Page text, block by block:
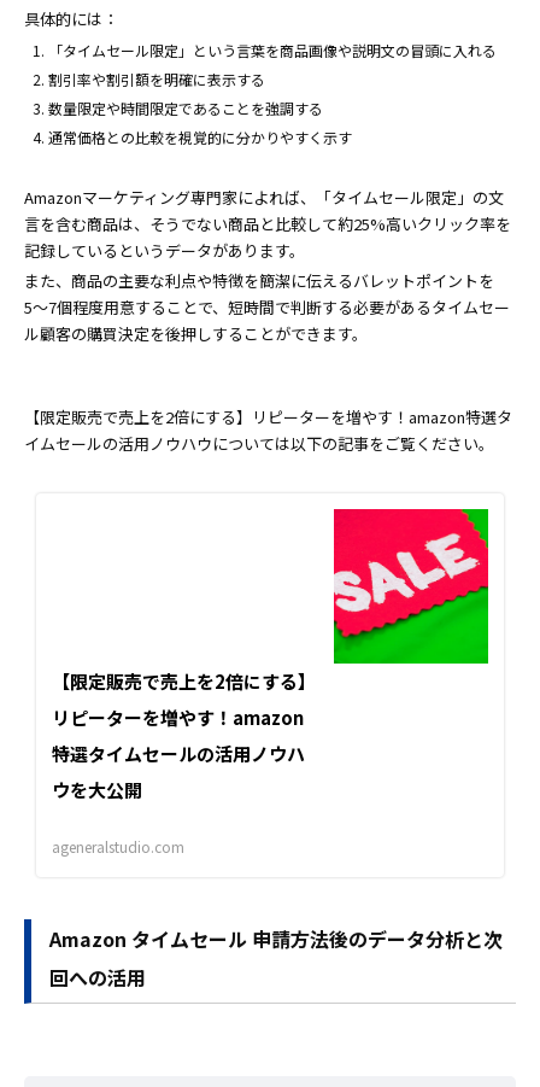
具体的には：
「タイムセール限定」という言葉を商品画像や説明文の冒頭に入れる
割引率や割引額を明確に表示する
数量限定や時間限定であることを強調する
通常価格との比較を視覚的に分かりやすく示す
Amazonマーケティング専門家によれば、「タイムセール限定」の文
言を含む商品は、そうでない商品と比較して約25%高いクリック率を
記録しているというデータがあります。
また、商品の主要な利点や特徴を簡潔に伝えるバレットポイントを
5〜7個程度用意することで、短時間で判断する必要があるタイムセー
ル顧客の購買決定を後押しすることができます。
【限定販売で売上を2倍にする】リピーターを増やす！amazon特選タ
イムセールの活用ノウハウについては以下の記事をご覧ください。
【限定販売で売上を2倍にする】
リピーターを増やす！amazon
特選タイムセールの活用ノウハ
ウを大公開
ageneralstudio.com
Amazon タイムセール 申請方法後のデータ分析と次
回への活用